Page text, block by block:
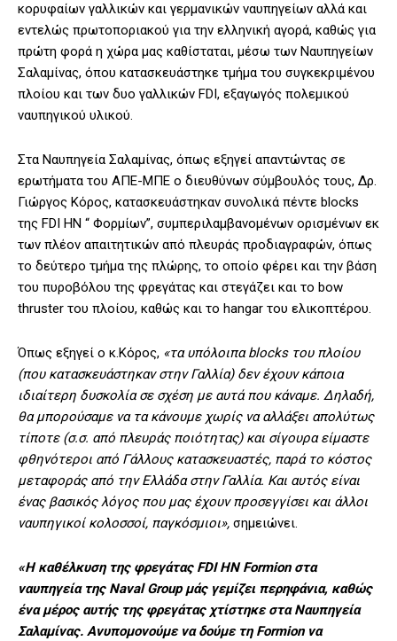
κορυφαίων γαλλικών και γερμανικών ναυπηγείων αλλά και
εντελώς πρωτοποριακού για την ελληνική αγορά, καθώς για
πρώτη φορά η χώρα μας καθίσταται, μέσω των Ναυπηγείων
Σαλαμίνας, όπου κατασκευάστηκε τμήμα του συγκεκριμένου
πλοίου και των δυο γαλλικών FDI, εξαγωγός πολεμικού
ναυπηγικού υλικού.
Στα Ναυπηγεία Σαλαμίνας, όπως εξηγεί απαντώντας σε
ερωτήματα του ΑΠΕ-ΜΠΕ ο διευθύνων σύμβουλός τους, Δρ.
Γιώργος Κόρος, κατασκευάστηκαν συνολικά πέντε blocks
της FDI HN “ Φορμίων”, συμπεριλαμβανομένων ορισμένων εκ
των πλέον απαιτητικών από πλευράς προδιαγραφών, όπως
το δεύτερο τμήμα της πλώρης, το οποίο φέρει και την βάση
του πυροβόλου της φρεγάτας και στεγάζει και το bow
thruster του πλοίου, καθώς και το hangar του ελικοπτέρου.
Όπως εξηγεί ο κ.Κόρος, «τα υπόλοιπα blocks του πλοίου
(που κατασκευάστηκαν στην Γαλλία) δεν έχουν κάποια
ιδιαίτερη δυσκολία σε σχέση με αυτά που κάναμε. Δηλαδή,
θα μπορούσαμε να τα κάνουμε χωρίς να αλλάξει απολύτως
τίποτε (σ.σ. από πλευράς ποιότητας) και σίγουρα είμαστε
φθηνότεροι από Γάλλους κατασκευαστές, παρά το κόστος
μεταφοράς από την Ελλάδα στην Γαλλία. Και αυτός είναι
ένας βασικός λόγος που μας έχουν προσεγγίσει και άλλοι
ναυπηγικοί κολοσσοί, παγκόσμιοι», σημειώνει.
«Η καθέλκυση της φρεγάτας FDI HN Formion στα
ναυπηγεία της Naval Group μάς γεμίζει περηφάνια, καθώς
ένα μέρος αυτής της φρεγάτας χτίστηκε στα Ναυπηγεία
Σαλαμίνας. Ανυπομονούμε να δούμε τη Formion να